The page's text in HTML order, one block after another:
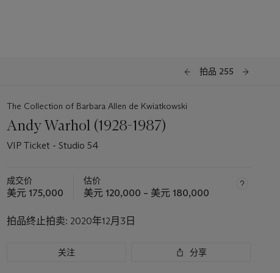
拍品 255
The Collection of Barbara Allen de Kwiatkowski
Andy Warhol (1928-1987)
VIP Ticket - Studio 54
成交价
美元 175,000
估价
美元 120,000 – 美元 180,000
拍品终止拍卖: 2020年12月3日
关注 分享